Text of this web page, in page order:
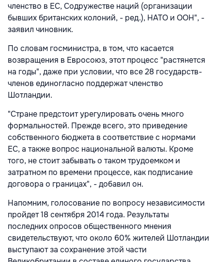
членство в ЕС, Содружестве наций (организации
бывших британских колоний, - ред.), НАТО и ООН", -
заявил чиновник.
По словам госминистра, в том, что касается
возвращения в Евросоюз, этот процесс "растянется
на годы", даже при условии, что все 28 государств-
членов единогласно поддержат членство
Шотландии.
"Стране предстоит урегулировать очень много
формальностей. Прежде всего, это приведение
собственного бюджета в соответствие с нормами
ЕС, а также вопрос национальной валюты. Кроме
того, не стоит забывать о таком трудоемком и
затратном по времени процессе, как подписание
договора о границах", - добавил он.
Напомним, голосование по вопросу независимости
пройдет 18 сентября 2014 года. Результаты
последних опросов общественного мнения
свидетельствуют, что около 60% жителей Шотландии
выступают за сохранение этой части